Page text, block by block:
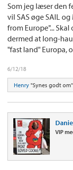
Som jeg læser den
vil SAS øge SAIL
from Europe"...
dermed at long-
"fast land" Europa,
6/12/18
Henry "Synes godt
VIP